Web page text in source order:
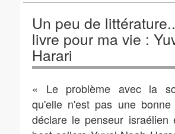
Un peu de
livre pour ma vie :
Harari
« Le problème avec la
qu'elle n'est pas une bonne
déclare le penseur israélien